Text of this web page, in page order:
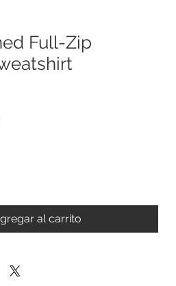
Full-Zip
al carrito